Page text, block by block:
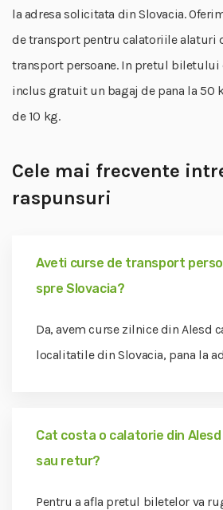
la adresa solicitata din Slovacia.
de transport pentru calatoriile alaturi
transport persoane. In pretul biletului
inclus gratuit un bagaj de pana la 50
de 10 kg.
Cele mai frecvente
raspunsuri
Aveti curse de transport
spre Slovacia?
Da, avem curse zilnice din Alesd
localitatile din Slovacia, pana la
Cat costa o calatorie din
sau retur?
Pentru a afla pretul biletelor va